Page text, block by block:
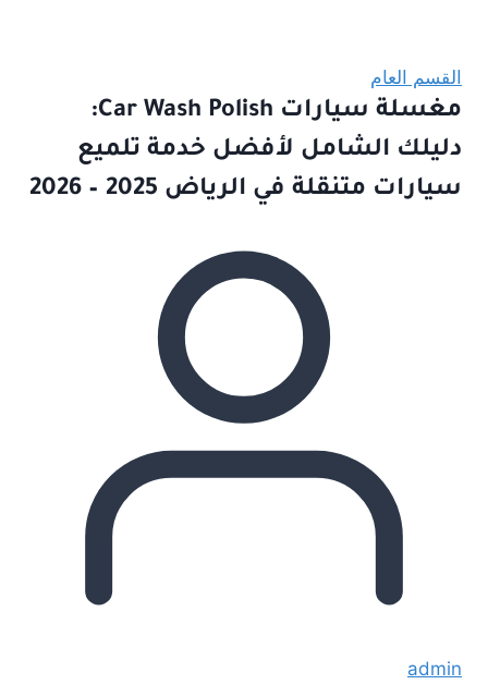
القسم العام
مغسلة سيارات Car Wash Polish:
دليلك الشامل لأفضل خدمة تلميع
سيارات متنقلة في الرياض 2025 – 2026
admin